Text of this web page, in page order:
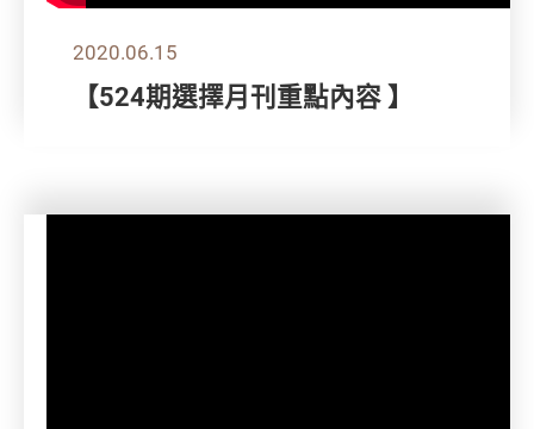
2020.06.15
【524期選擇月刊重點內容 】